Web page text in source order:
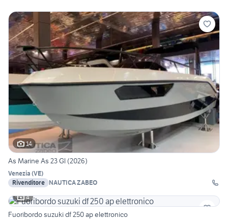
14
As Marine As 23 Gl (2026)
Venezia (VE)
Rivenditore NAUTICA ZABEO
4
Fuoribordo suzuki df 250 ap elettronico